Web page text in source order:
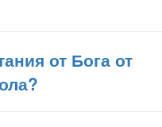
от Бога от